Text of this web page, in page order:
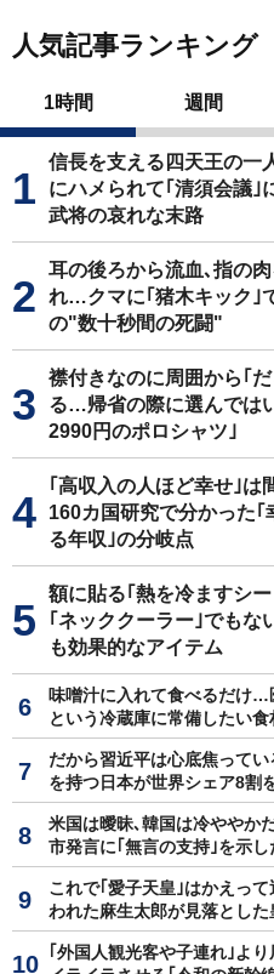
人気記事ランキング
1時間 週間
信長を支える四天王の一
にハメられて｢清須会議｣
武将の哀れな末路
耳の後ろから流血､指の
れ…クマに｢猪木キック｣
の"数十秒間の死闘"
襟付きなのに周囲から｢
る…帰省の際に選んでは
2990円のポロシャツ｣
｢高収入の人ほど幸せ｣
160カ国研究で分かった｢
る年収｣の分岐点
額に貼る｢熱を冷ますシ
｢ネッククーラー｣でも
も効果的なアイテム
味噌汁に入れて食べるだけ…
という冷蔵庫に常備したい食
だから習近平は心底焦って
を持つ日本が世界シェア8割
米国は曖昧､韓国は冷ややか
市発言に｢無言の支持｣を示
これで｢愛子天皇｣はかえっ
われた麻生太郎が見落とし
｢外国人観光客や子連れ｣よ